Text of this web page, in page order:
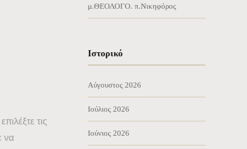
τις
να
μ.ΘΕΟΛΟΓΟ. π.Νικηφόρος
Ιστορικό
Αύγουστος 2026
Ιούλιος 2026
Ιούνιος 2026